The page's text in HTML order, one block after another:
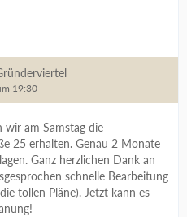
19:30
wir am Samstag die
25 erhalten. Genau 2 Monate
Ganz herzlichen Dank an
schnelle Bearbeitung
tollen Pläne). Jetzt kann es